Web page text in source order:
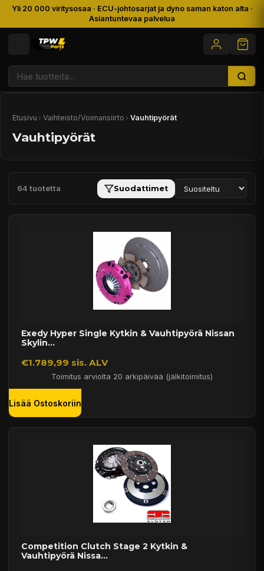
Yli 20 000 viritysosaa · ECU-johtosarjat ja dyno saman katon alta ·
Asiantuntevaa palvelua
Etusivu › Vaihteisto/Voimansiirto › Vauhtipyörät
Vauhtipyörät
64 tuotetta Suodattimet
Exedy Hyper Single Kytkin & Vauhtipyörä Nissan
Skylin...
€1.789,99 sis. ALV
Toimitus arviolta 20 arkipäivää (jälkitoimitus)
Lisää Ostoskoriin
Competition Clutch Stage 2 Kytkin &
Vauhtipyörä Nissa...